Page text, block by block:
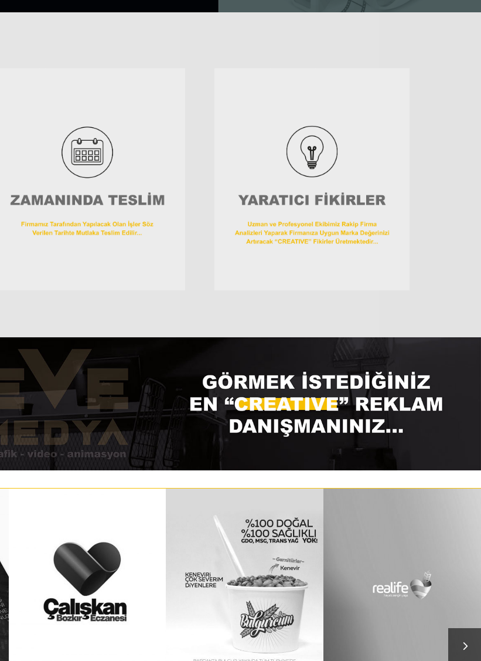
ÇALIŞKAN BOZKIR
ECZANESI LOGO
TASARIMI
BULGURCUM LOGO –
KURUMSAL KIMLIK VE
STAND TASARIMI
TASARIMI